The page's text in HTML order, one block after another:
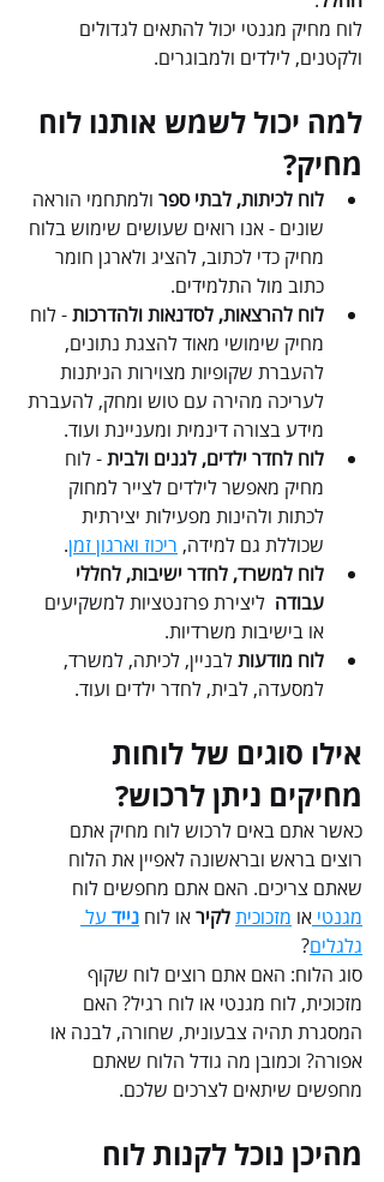
לוח מחיק מגנטי יכול להתאים לגדולים
ולקטנים, לילדים ולמבוגרים.
למה יכול לשמש אותנו לוח
מחיק?
לוח לכיתות, לבתי ספר ולמתחמי הוראה
שונים - אנו רואים שעושים שימוש בלוח
מחיק כדי לכתוב, להציג ולארגן חומר
כתוב מול התלמידים.
לוח להרצאות, לסדנאות ולהדרכות -לוח
מחיק שימושי מאוד להצגת נתונים,
להעברת שקופיות מצוירות הניתנות
לעריכה מהירה עם טוש ומחק, להעברת
מידע בצורה דינמית ומעניינת ועוד.
לוח לחדר ילדים, לגנים ולבית - לוח
מחיק מאפשר לילדים לצייר למחוק
לכתות ולהינות מפעילות יצירתית
שכוללת גם למידה, ריכוז וארגון זמן.
לוח למשרד, לחדר ישיבות, לחללי
עבודה ליצירת פרזנטציות למשקיעים
או בישיבות משרדיות.
לוח מודעות לבניין, לכיתה, למשרד,
למסעדה, לבית, לחדר ילדים ועוד.
אילו סוגים של לוחות
מחיקים ניתן לרכוש?
כאשר אתם באים לרכוש לוח מחיק אתם
רוצים בראש ובראשונה לאפיין את הלוח
שאתם צריכים. האם אתם מחפשים לוח
מגנטי או מזכוכיתלקיר או לוח נייד על
גלגלים?
סוג הלוח: האם אתם רוצים לוח שקוף
מזכוכית, לוח מגנטי או לוח רגיל? האם
המסגרת תהיה צבעונית, שחורה, לבנה או
אפורה? וכמובן מה גודל הלוח שאתם
מחפשים שיתאים לצרכים שלכם.
מהיכן נוכל לקנות לוח